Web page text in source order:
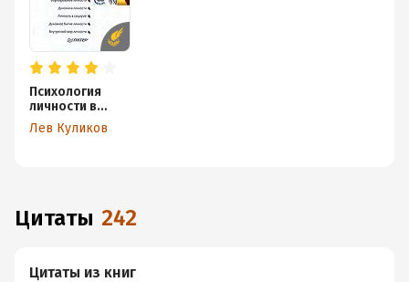
Психология
личности в
трудах
отечественных
Лев Куликов
Цитаты 242
Цитаты из книг